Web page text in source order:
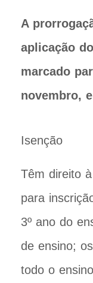
A
aplicação
marcado
novembro,
Isenção
Têm direito
para
3º ano do
de ensino;
todo o